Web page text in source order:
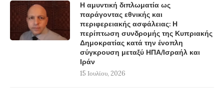
Η αμυντική διπλωματία ως
παράγοντας εθνικής και
περιφερειακής ασφάλειας: Η
περίπτωση συνδρομής της Κυπριακής
Δημοκρατίας κατά την ένοπλη
σύγκρουση μεταξύ ΗΠΑ/Ισραήλ και
Ιράν
15 Ιουλίου, 2026